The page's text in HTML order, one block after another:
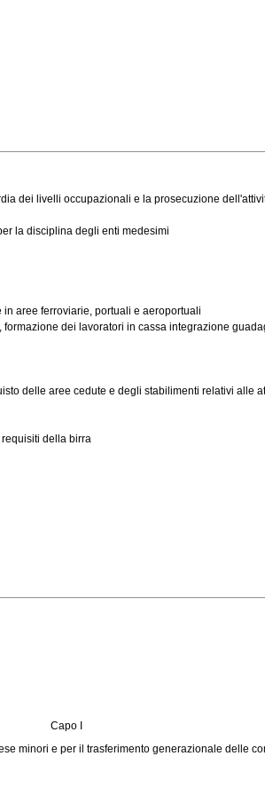
dei livelli occupazionali e la prosecuzione
la disciplina degli enti medesimi
aree ferroviarie, portuali e aeroportuali
dei lavoratori in cassa integrazione
delle aree cedute e degli stabilimenti relativi alle
della birra
Capo I
minori e per il trasferimento generazionale delle